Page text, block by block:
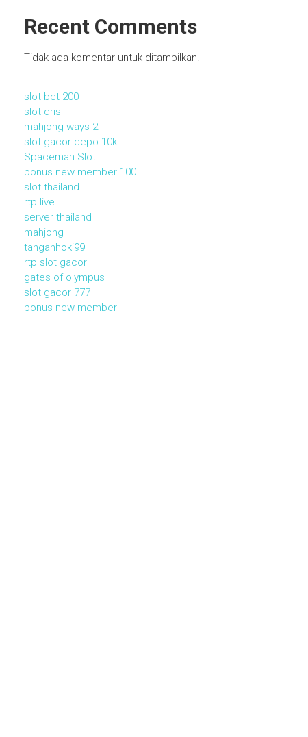
Recent Comments
Tidak ada komentar untuk ditampilkan.
slot bet 200
slot qris
mahjong ways 2
slot gacor depo 10k
Spaceman Slot
bonus new member 100
slot thailand
rtp live
server thailand
mahjong
tanganhoki99
rtp slot gacor
gates of olympus
slot gacor 777
bonus new member